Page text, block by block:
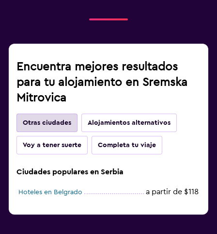
Encuentra mejores resultados
para tu alojamiento en Sremska
Mitrovica
Otras ciudades Alojamientos alternativos
Voy a tener suerte Completa tu viaje
Ciudades populares en Serbia
Hoteles en Belgrado a partir de $118